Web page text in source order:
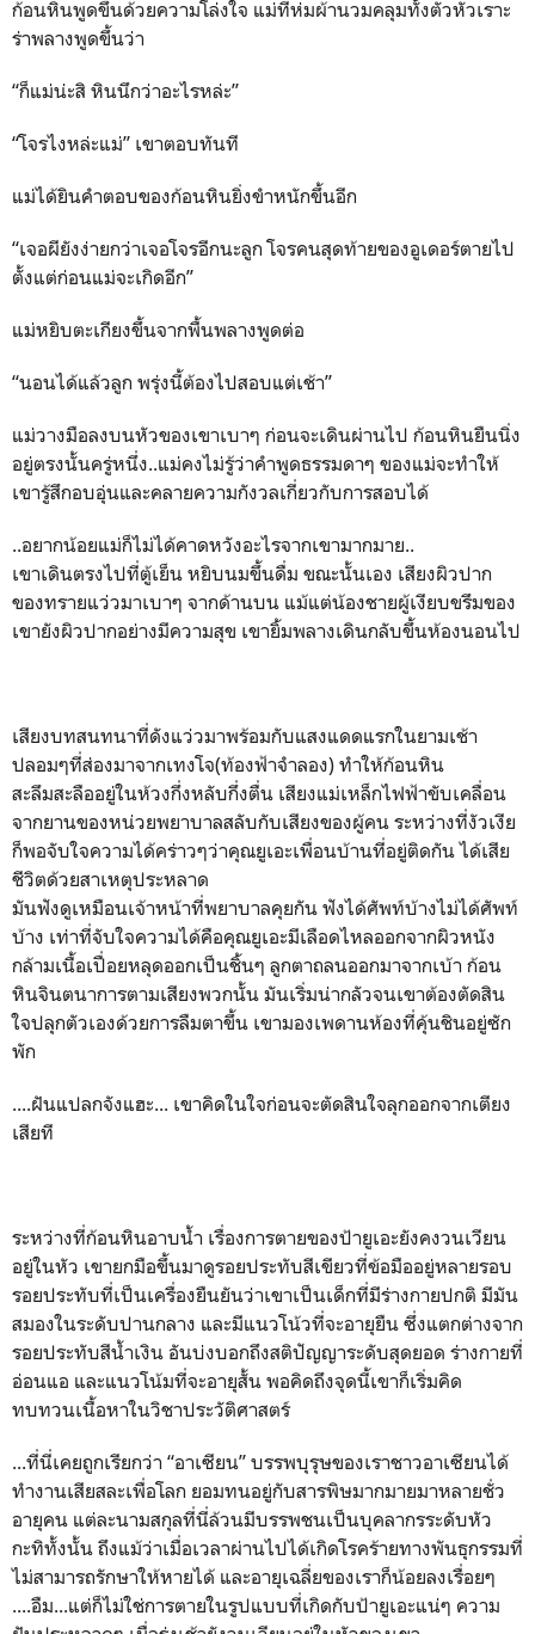
ก้อนหินพูดขึ้นด้วยความโล่งใจ แม่ที่ห่มผ้านวมคลุมทั้งตัวหัวเราะ
ร่าพลางพูดขึ้นว่า
“ก็แม่น่ะสิ หินนึกว่าอะไรหล่ะ”
“โจรไงหล่ะแม่” เขาตอบทันที
แม่ได้ยินคำตอบของก้อนหินยิ่งขำหนักขึ้นอีก
“เจอผียังง่ายกว่าเจอโจรอีกนะลูก โจรคนสุดท้ายของอูเดอร์ตายไป
ตั้งแต่ก่อนแม่จะเกิดอีก”
แม่หยิบตะเกียงขึ้นจากพื้นพลางพูดต่อ
“นอนได้แล้วลูก พรุ่งนี้ต้องไปสอบแต่เช้า”
แม่วางมือลงบนหัวของเขาเบาๆ ก่อนจะเดินผ่านไป ก้อนหินยืนนิ่ง
อยู่ตรงนั้นครู่หนึ่ง..แม่คงไม่รู้ว่าคำพูดธรรมดาๆ ของแม่จะทำให้
เขารู้สึกอบอุ่นและคลายความกังวลเกี่ยวกับการสอบได้
..อยากน้อยแม่ก็ไม่ได้คาดหวังอะไรจากเขามากมาย..
เขาเดินตรงไปที่ตู้เย็น หยิบนมขึ้นดื่ม ขณะนั้นเอง เสียงผิวปาก
ของทรายแว่วมาเบาๆ จากด้านบน แม้แต่น้องชายผู้เงียบขรึมของ
เขายังผิวปากอย่างมีความสุข เขายิ้มพลางเดินกลับขึ้นห้องนอนไป
เสียงบทสนทนาที่ดังแว่วมาพร้อมกับแสงแดดแรกในยามเช้า
ปลอมๆที่ส่องมาจากเทงโจ(ท้องฟ้าจำลอง) ทำให้ก้อนหิน
สะลึมสะลืออยู่ในห้วงกึ่งหลับกึ่งตื่น เสียงแม่เหล็กไฟฟ้าขับเคลื่อน
จากยานของหน่วยพยาบาลสลับกับเสียงของผู้คน ระหว่างที่งัวเงีย
ก็พอจับใจความได้คร่าวๆว่าคุณยูเอะเพื่อนบ้านที่อยู่ติดกัน ได้เสีย
ชีวิตด้วยสาเหตุประหลาด
มันฟังดูเหมือนเจ้าหน้าที่พยาบาลคุยกัน ฟังได้ศัพท์บ้างไม่ได้ศัพท์
บ้าง เท่าที่จับใจความได้คือคุณยูเอะมีเลือดไหลออกจากผิวหนัง
กล้ามเนื้อเปื่อยหลุดออกเป็นชิ้นๆ ลูกตาถลนออกมาจากเบ้า ก้อน
หินจินตนาการตามเสียงพวกนั้น มันเริ่มน่ากลัวจนเขาต้องตัดสิน
ใจปลุกตัวเองด้วยการลืมตาขึ้น เขามองเพดานห้องที่คุ้นชินอยู่ซัก
พัก
....ฝันแปลกจังแฮะ... เขาคิดในใจก่อนจะตัดสินใจลุกออกจากเตียง
เสียที
ระหว่างที่ก้อนหินอาบน้ำ เรื่องการตายของป้ายูเอะยังคงวนเวียน
อยู่ในหัว เขายกมือขึ้นมาดูรอยประทับสีเขียวที่ข้อมืออยู่หลายรอบ
รอยประทับที่เป็นเครื่องยืนยันว่าเขาเป็นเด็กที่มีร่างกายปกติ มีมัน
สมองในระดับปานกลาง และมีแนวโน้วที่จะอายุยืน ซึ่งแตกต่างจาก
รอยประทับสีน้ำเงิน อันบ่งบอกถึงสติปัญญาระดับสุดยอด ร่างกายที่
อ่อนแอ และแนวโน้มที่จะอายุสั้น พอคิดถึงจุดนี้เขาก็เริ่มคิด
ทบทวนเนื้อหาในวิชาประวัติศาสตร์
...ที่นี่เคยถูกเรียกว่า “อาเซียน” บรรพบุรุษของเราชาวอาเซียนได้
ทำงานเสียสละเพื่อโลก ยอมทนอยู่กับสารพิษมากมายมาหลายชั่ว
อายุคน แต่ละนามสกุลที่นี่ล้วนมีบรรพชนเป็นบุคลากรระดับหัว
กะทิทั้งนั้น ถึงแม้ว่าเมื่อเวลาผ่านไปได้เกิดโรคร้ายทางพันธุกรรมที่
ไม่สามารถรักษาให้หายได้ และอายุเฉลี่ยของเราก็น้อยลงเรื่อยๆ
....อืม...แต่ก็ไม่ใช่การตายในรูปแบบที่เกิดกับป้ายูเอะแน่ๆ ความ